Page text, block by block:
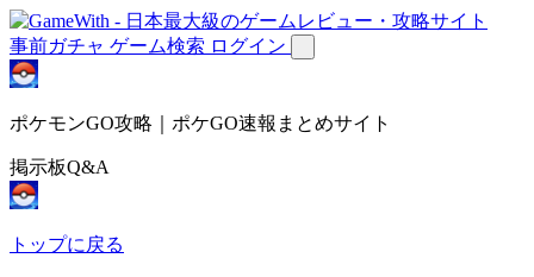
事前ガチャ ゲーム検索 ログイン
ポケモンGO攻略｜ポケGO速報まとめサイト
掲示板Q&A
トップに戻る